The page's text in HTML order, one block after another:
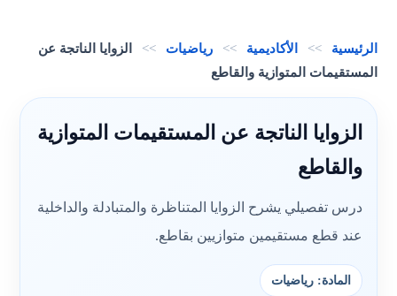
الرئيسية >> الأكاديمية >> رياضيات >>
الزوايا الناتجة عن
المستقيمات المتوازية والقاطع
الزوايا الناتجة عن المستقيمات المتوازية
والقاطع
درس تفصيلي يشرح الزوايا المتناظرة والمتبادلة والداخلية
عند قطع مستقيمين متوازيين بقاطع.
المادة: رياضيات